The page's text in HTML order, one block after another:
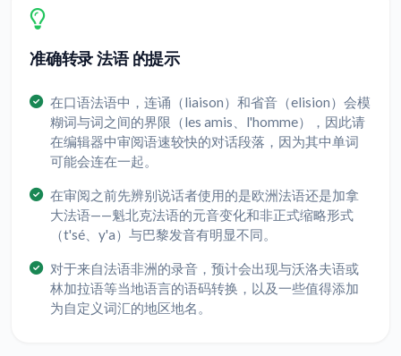
准确转录 法语 的提示
在口语法语中，连诵（liaison）和省音（elision）会模
糊词与词之间的界限（les amis、l'homme），因此请
在编辑器中审阅语速较快的对话段落，因为其中单词
可能会连在一起。
在审阅之前先辨别说话者使用的是欧洲法语还是加拿
大法语——魁北克法语的元音变化和非正式缩略形式
（t'sé、y'a）与巴黎发音有明显不同。
对于来自法语非洲的录音，预计会出现与沃洛夫语或
林加拉语等当地语言的语码转换，以及一些值得添加
为自定义词汇的地区地名。